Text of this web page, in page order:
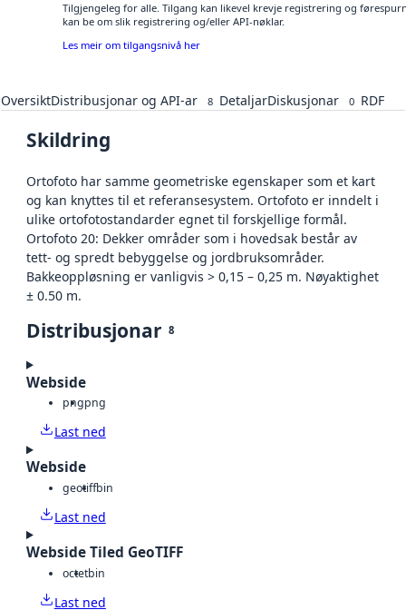
Tilgjengeleg for alle. Tilgang kan likevel krevje registrering og
kan be om slik registrering og/eller API-nøklar.
Les meir om tilgangsnivå her
OversiktDistribusjonar og API-ar 8 DetaljarDiskusjonar 0 RDF
Skildring
Ortofoto har samme geometriske egenskaper som et kart
og kan knyttes til et referansesystem. Ortofoto er inndelt i
ulike ortofotostandarder egnet til forskjellige formål.
Ortofoto 20: Dekker områder som i hovedsak består av
tett- og spredt bebyggelse og jordbruksområder.
Bakkeoppløsning er vanligvis > 0,15 – 0,25 m. Nøyaktighet
± 0.50 m.
Distribusjonar 8
Webside
pngpng
Last ned
Webside
geotiffbin
Last ned
Webside Tiled GeoTIFF
octetbin
Last ned